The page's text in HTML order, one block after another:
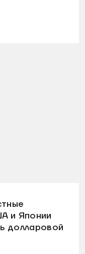
и Японии
долларовой